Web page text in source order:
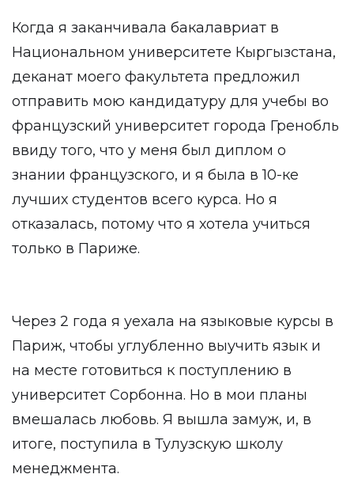
Когда я заканчивала бакалавриат в
Национальном университете Кыргызстана,
деканат моего факультета предложил
отправить мою кандидатуру для учебы во
французский университет города Гренобль
ввиду того, что у меня был диплом о
знании французского, и я была в 10-ке
лучших студентов всего курса. Но я
отказалась, потому что я хотела учиться
только в Париже.
Через 2 года я уехала на языковые курсы в
Париж, чтобы углубленно выучить язык и
на месте готовиться к поступлению в
университет Сорбонна. Но в мои планы
вмешалась любовь. Я вышла замуж, и, в
итоге, поступила в Тулузскую школу
менеджмента.